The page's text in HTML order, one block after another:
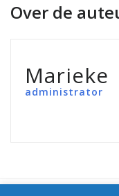
Over de
Marieke
administrator